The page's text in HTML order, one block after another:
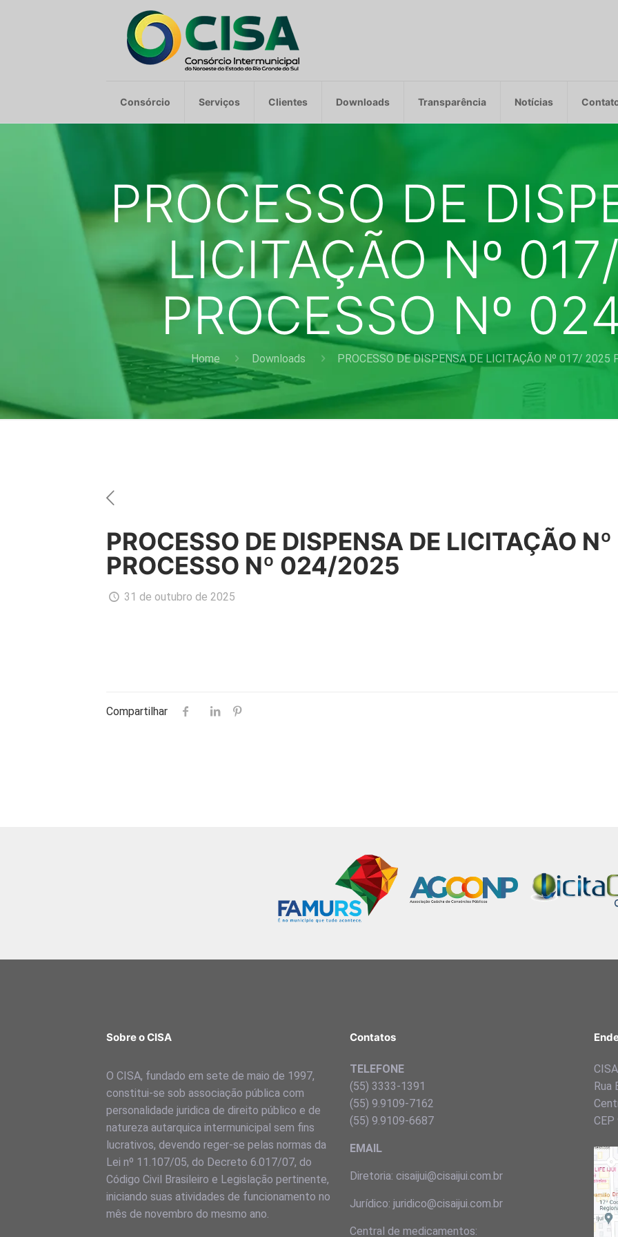
Consórcio Serviços Clientes Downloads Transparência Notícias
PROCESSO DE
LICITAÇÃO Nº
PROCESSO Nº
Home Downloads PROCESSO DE DISPENSA DE LICITAÇÃO Nº 017/ 2025
PROCESSO DE DISPENSA DE LICITAÇÃO
PROCESSO Nº 024/2025
31 de outubro de 2025
Compartilhar
Sobre o CISA
O CISA, fundado em sete de maio de 1997,
constitui-se sob associação pública com
personalidade juridica de direito público e de
natureza autarquica intermunicipal sem fins
lucrativos, devendo reger-se pelas normas da
Lei nº 11.107/05, do Decreto 6.017/07, do
Código Civil Brasileiro e Legislação pertinente,
iniciando suas atividades de funcionamento no
mês de novembro do mesmo ano.
Contatos
TELEFONE
(55) 3333-1391
(55) 9.9109-7162
(55) 9.9109-6687
EMAIL
Diretoria: cisaijui@cisaijui.com.br
Jurídico: juridico@cisaijui.com.br
Central de medicamentos:
Rua